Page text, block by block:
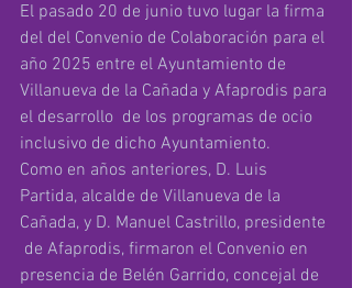
El pasado 20 de junio tuvo lugar la firma
del del Convenio de Colaboración para el
año 2025 entre el Ayuntamiento de
Villanueva de la Cañada y Afaprodis para
el desarrollo  de los programas de ocio
inclusivo de dicho Ayuntamiento.
Como en años anteriores, D. Luis
Partida, alcalde de Villanueva de la
Cañada, y D. Manuel Castrillo, presidente
de Afaprodis, firmaron el Convenio en
presencia de Belén Garrido, concejal de